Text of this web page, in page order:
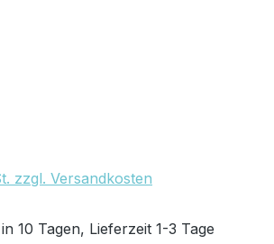
zzgl. Versandkosten
10 Tagen, Lieferzeit 1-3 Tage